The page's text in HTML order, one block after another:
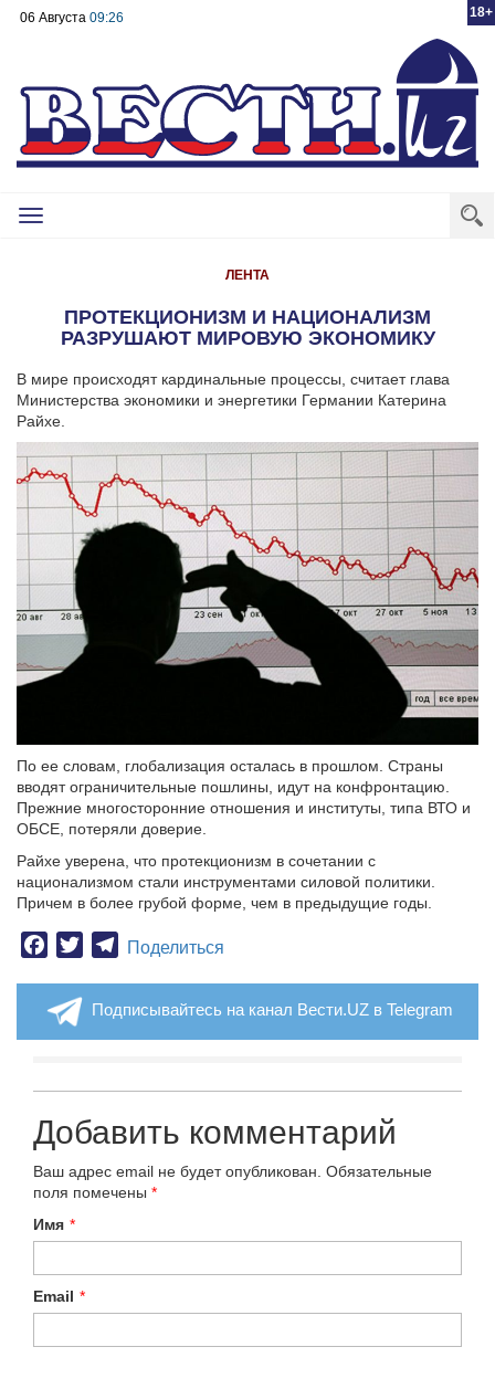
18+
06 Августа 09:26
Toggle
ЛЕНТА
ПРОТЕКЦИОНИЗМ И НАЦИОНАЛИЗМ
РАЗРУШАЮТ МИРОВУЮ ЭКОНОМИКУ
В мире происходят кардинальные процессы, считает глава
Министерства экономики и энергетики Германии Катерина
Райхе.
По ее словам, глобализация осталась в прошлом. Страны
вводят ограничительные пошлины, идут на конфронтацию.
Прежние многосторонние отношения и институты, типа ВТО и
ОБСЕ, потеряли доверие.
Райхе уверена, что протекционизм в сочетании с
национализмом стали инструментами силовой политики.
Причем в более грубой форме, чем в предыдущие годы.
Facebook
TwitterTelegram
Поделиться
Подписывайтесь на канал Вести.UZ в Telegram
Добавить комментарий
Ваш адрес email не будет опубликован. Обязательные
поля помечены *
Имя *
Email *